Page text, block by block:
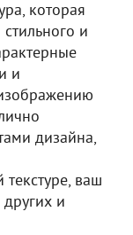
которая
и
и
дизайна,
ваш
и